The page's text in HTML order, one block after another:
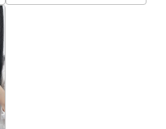
の取得などが可能です。
mypg.jp/
よる申請も可能です。
（必着）は、ご寄附翌年の1月